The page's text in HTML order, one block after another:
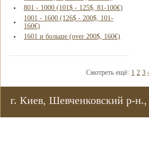
801 - 1000 (101$ - 125$, 81-100€)
1001 - 1600 (126$ - 200$, 101-
160€)
1601 и больше (over 200$, 160€)
Смотреть ещё: 1 2 3
г. Киев, Шевченковский р-н.,